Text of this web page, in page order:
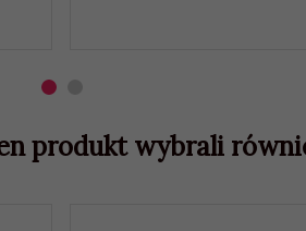
produkt wybrali